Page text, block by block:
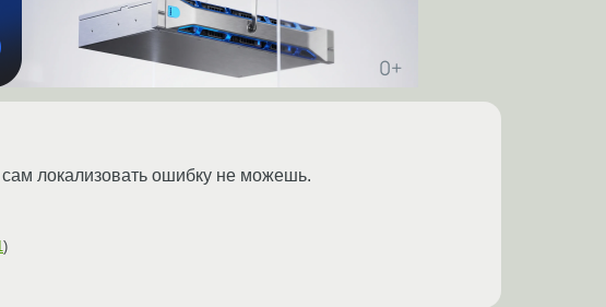
локализовать ошибку не можешь.
)